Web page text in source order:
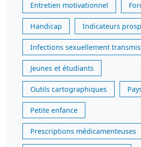
Entretien motivationnel
Handicap Indicateurs
Infections sexuellement
Jeunes et étudiants
Outils cartographiques
Petite enfance
Prescriptions médicamenteuses